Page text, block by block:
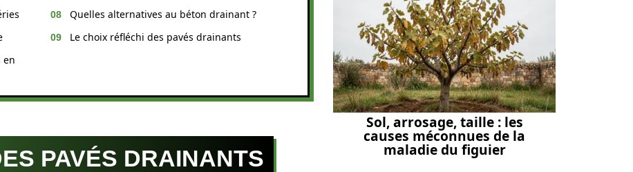
en
Quelles alternatives au béton drainant ?
Le choix réfléchi des pavés drainants
PAVÉS DRAINANTS
Sol, arrosage, taille : les
causes méconnues de la
maladie du figuier